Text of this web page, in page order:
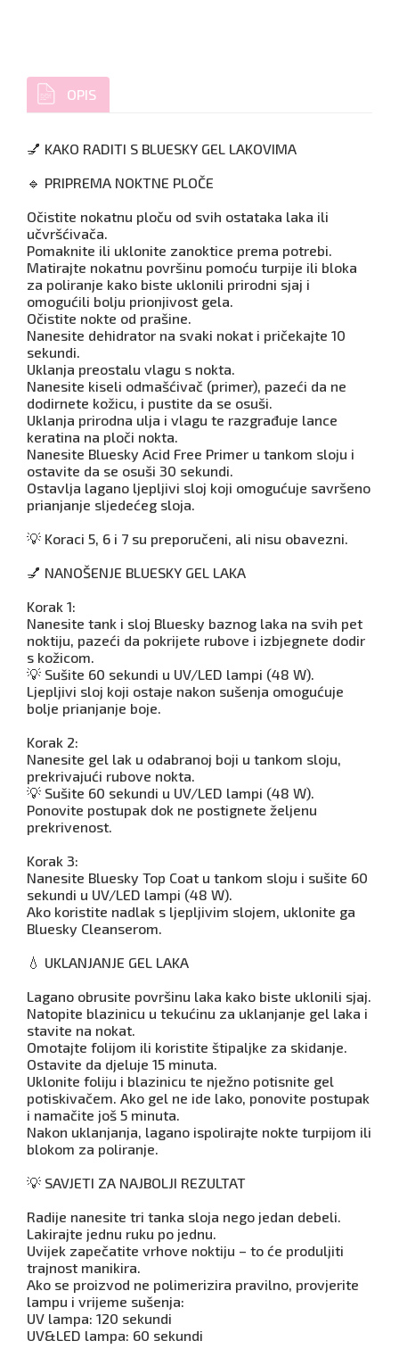
OPIS
💅 KAKO RADITI S BLUESKY GEL LAKOVIMA
🔹 PRIPREMA NOKTNE PLOČE
Očistite nokatnu ploču od svih ostataka laka ili
učvršćivača.
Pomaknite ili uklonite zanoktice prema potrebi.
Matirajte nokatnu površinu pomoću turpije ili bloka
za poliranje kako biste uklonili prirodni sjaj i
omogućili bolju prionjivost gela.
Očistite nokte od prašine.
Nanesite dehidrator na svaki nokat i pričekajte 10
sekundi.
Uklanja preostalu vlagu s nokta.
Nanesite kiseli odmašćivač (primer), pazeći da ne
dodirnete kožicu, i pustite da se osuši.
Uklanja prirodna ulja i vlagu te razgrađuje lance
keratina na ploči nokta.
Nanesite Bluesky Acid Free Primer u tankom sloju i
ostavite da se osuši 30 sekundi.
Ostavlja lagano ljepljivi sloj koji omogućuje savršeno
prianjanje sljedećeg sloja.
💡 Koraci 5, 6 i 7 su preporučeni, ali nisu obavezni.
💅 NANOŠENJE BLUESKY GEL LAKA
Korak 1:
Nanesite tank i sloj Bluesky baznog laka na svih pet
noktiju, pazeći da pokrijete rubove i izbjegnete dodir
s kožicom.
💡 Sušite 60 sekundi u UV/LED lampi (48 W).
Ljepljivi sloj koji ostaje nakon sušenja omogućuje
bolje prianjanje boje.
Korak 2:
Nanesite gel lak u odabranoj boji u tankom sloju,
prekrivajući rubove nokta.
💡 Sušite 60 sekundi u UV/LED lampi (48 W).
Ponovite postupak dok ne postignete željenu
prekrivenost.
Korak 3:
Nanesite Bluesky Top Coat u tankom sloju i sušite 60
sekundi u UV/LED lampi (48 W).
Ako koristite nadlak s ljepljivim slojem, uklonite ga
Bluesky Cleanserom.
💧 UKLANJANJE GEL LAKA
Lagano obrusite površinu laka kako biste uklonili sjaj.
Natopite blazinicu u tekućinu za uklanjanje gel laka i
stavite na nokat.
Omotajte folijom ili koristite štipaljke za skidanje.
Ostavite da djeluje 15 minuta.
Uklonite foliju i blazinicu te nježno potisnite gel
potiskivačem. Ako gel ne ide lako, ponovite postupak
i namačite još 5 minuta.
Nakon uklanjanja, lagano ispolirajte nokte turpijom ili
blokom za poliranje.
💡 SAVJETI ZA NAJBOLJI REZULTAT
Radije nanesite tri tanka sloja nego jedan debeli.
Lakirajte jednu ruku po jednu.
Uvijek zapečatite vrhove noktiju – to će produljiti
trajnost manikira.
Ako se proizvod ne polimerizira pravilno, provjerite
lampu i vrijeme sušenja:
UV lampa: 120 sekundi
UV&LED lampa: 60 sekundi